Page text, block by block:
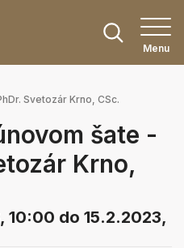
Menu
Svetozár Krno, CSc.
šate -
Krno,
10:00 do 15.2.2023,